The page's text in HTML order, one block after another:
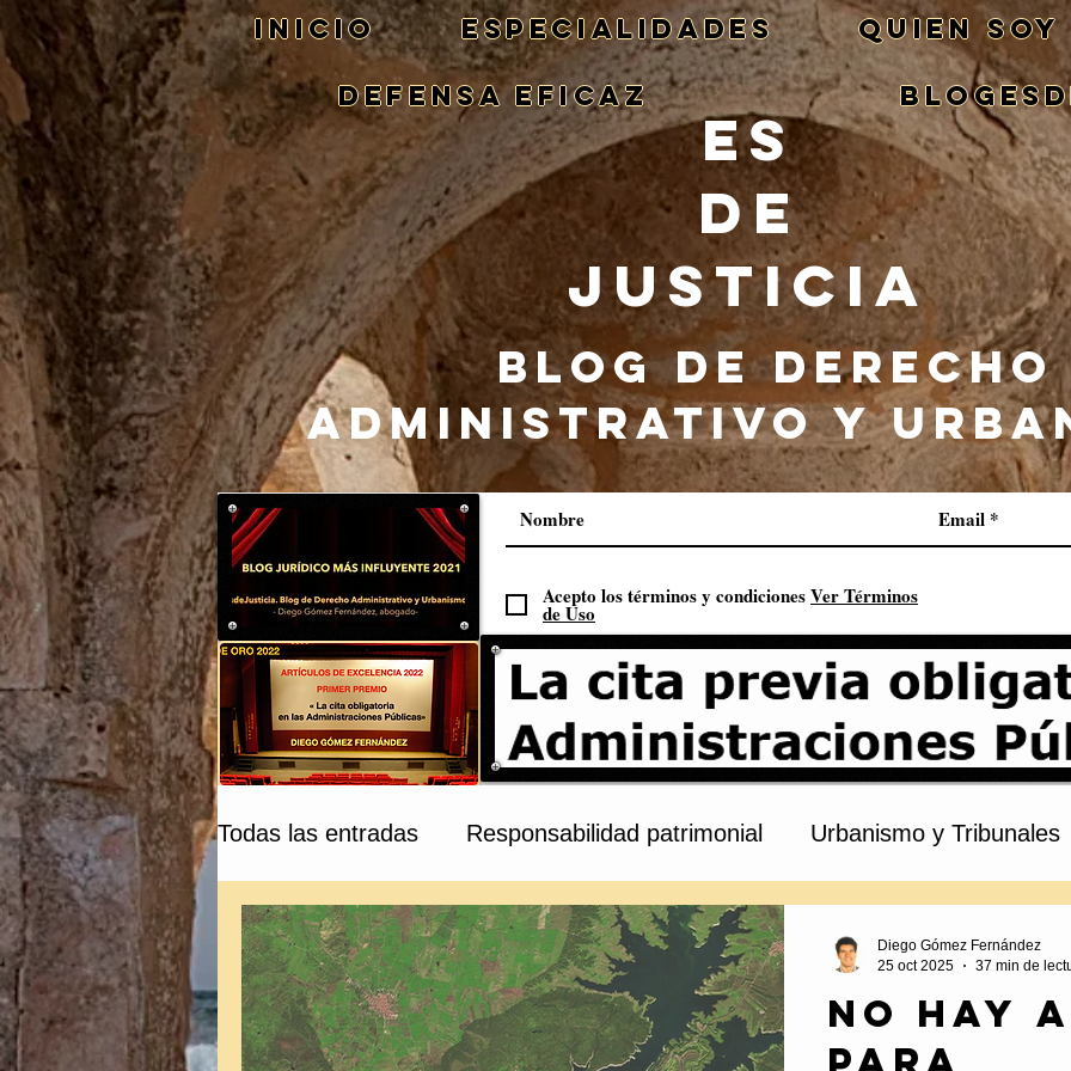
Inicio ESPECIALIDADES QUIEN SOY
DEFENSA EFICAZ
ES
DE
JUSTICIA
BLOG DE DERECHO
ADMINISTRATIVO Y
Acepto los términos y condicionesVer Términos
de Uso
Todas las entradas Responsabilidad patrimonial Urbanismo y Tribunales
Compraventa y Tribunales Procedimiento administrativo
Patrimonio Cultural Constitución Contratación pública Derechos
No hay
para
Diego Gómez Fernández
25 oct 2025
37 min de